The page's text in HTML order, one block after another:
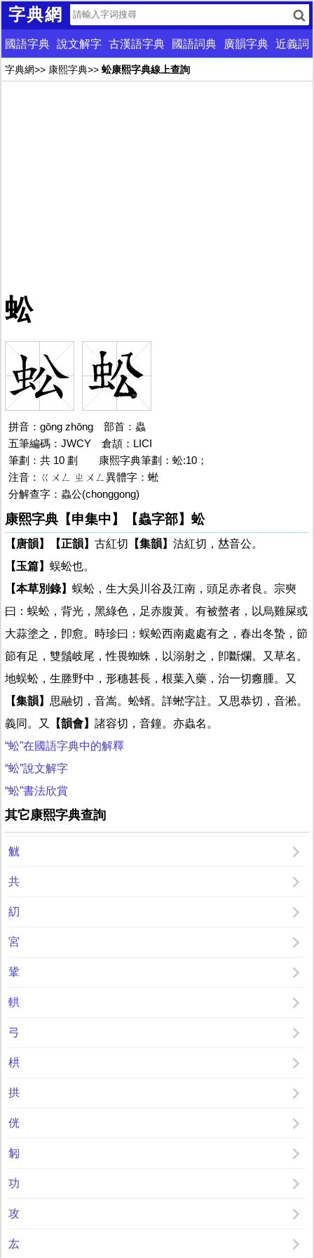
字典網
國語字典 說文解字 古漢語字典 國語詞典 廣韻字典 近義詞
字典網>> 康熙字典>> 蚣康熙字典線上查詢
蚣
拼音：gōng zhōng 部首：蟲
五筆編碼：JWCY 倉頡：LICI
筆劃：共 10 劃
康熙字典筆劃：蚣:10；
注音：ㄍㄨㄥ ㄓㄨㄥ異體字：蜙
分解查字：蟲公(chonggong)
康熙字典【申集中】【蟲字部】蚣
【唐韻】 【正韻】 古紅切 【集韻】 沽紅切，𠀤音公。
【玉篇】 蜈蚣也。
【本草別錄】 蜈蚣，生大吳川谷及江南，頭足赤者良。宗奭
曰：蜈蚣，背光，黑綠色，足赤腹黃。有被螫者，以烏雞屎或
大蒜塗之，卽愈。時珍曰：蜈蚣西南處處有之，春出冬蟄，節
節有足，雙鬚岐尾，性畏蜘蛛，以溺射之，卽斷爛。又草名。
地蜈蚣，生塍野中，形穗甚長，根葉入藥，治一切癰腫。又
【集韻】 思融切，音嵩。蚣蝑。詳蜙字註。又思恭切，音淞。
義同。又
【韻會】 諸容切，音鐘。亦蟲名。
“蚣”在國語字典中的解釋
“蚣”說文解字
“蚣”書法欣賞
其它康熙字典查詢
觥
共
糿
宮
鞏
輁
弓
栱
拱
侊
匑
功
攻
厷